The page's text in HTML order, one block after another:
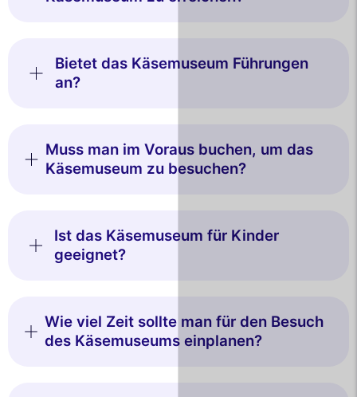
Bietet das Käsemuseum Führungen
an?
Muss man im Voraus buchen, um das
Käsemuseum zu besuchen?
Ist das Käsemuseum für Kinder
geeignet?
Wie viel Zeit sollte man für den Besuch
des Käsemuseums einplanen?